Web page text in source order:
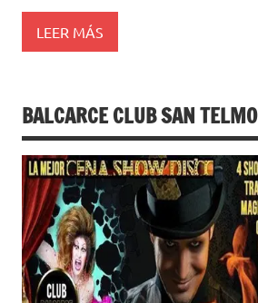
LEER MÁS
BALCARCE CLUB SAN TELMO